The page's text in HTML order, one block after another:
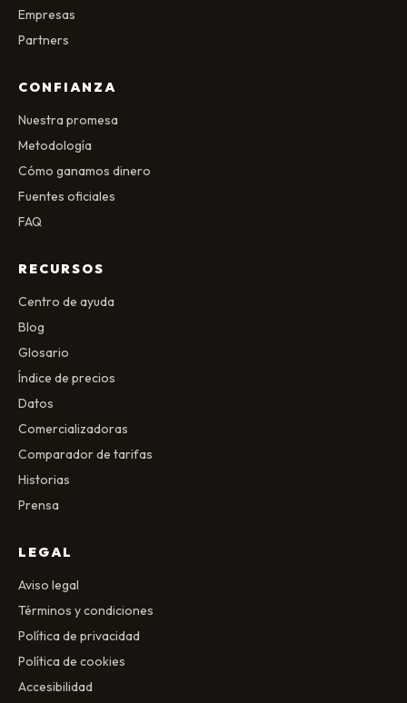
Empresas
Partners
CONFIANZA
Nuestra promesa
Metodología
Cómo ganamos dinero
Fuentes oficiales
FAQ
RECURSOS
Centro de ayuda
Blog
Glosario
Índice de precios
Datos
Comercializadoras
Comparador de tarifas
Historias
Prensa
LEGAL
Aviso legal
Términos y condiciones
Política de privacidad
Política de cookies
Accesibilidad